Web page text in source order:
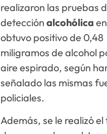
realizaron las pruebas
detecciónalcohólica
obtuvo positivo de 0,48
miligramos de alcohol
aire espirado, según
señalado las mismas
policiales.
Además, se le realizó el